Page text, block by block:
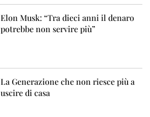
Elon Musk: “Tra dieci anni il denaro
potrebbe non servire più”
La Generazione che non riesce più a
uscire di casa